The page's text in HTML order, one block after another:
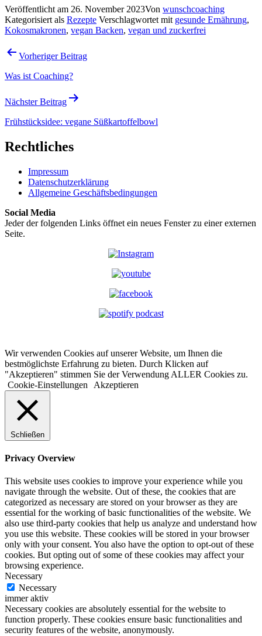
Veröffentlicht am 26. November 2023Von wunschcoaching
Kategorisiert als Rezepte Verschlagwortet mit gesunde Ernährung,
Kokosmakronen, vegan Backen, vegan und zuckerfrei
Beitragsnavigation
Vorheriger Beitrag
Was ist Coaching?
Nächster Beitrag
Frühstücksidee: vegane Süßkartoffelbowl
Rechtliches
Impressum
Datenschutzerklärung
Allgemeine Geschäftsbedingungen
Social Media
Jeder der folgenden Links öffnet ein neues Fenster zu einer externen
Seite.
Wir verwenden Cookies auf unserer Website, um Ihnen die
bestmöglichste Erfahrung zu bieten. Durch Klicken auf
"Akzeptieren" stimmen Sie der Verwendung ALLER Cookies zu.
Cookie-Einstellungen
Akzeptieren
Schließen
Privacy Overview
This website uses cookies to improve your experience while you
navigate through the website. Out of these, the cookies that are
categorized as necessary are stored on your browser as they are
essential for the working of basic functionalities of the website. We
also use third-party cookies that help us analyze and understand how
you use this website. These cookies will be stored in your browser
only with your consent. You also have the option to opt-out of these
cookies. But opting out of some of these cookies may affect your
browsing experience.
Necessary
Necessary
immer aktiv
Necessary cookies are absolutely essential for the website to
function properly. These cookies ensure basic functionalities and
security features of the website, anonymously.